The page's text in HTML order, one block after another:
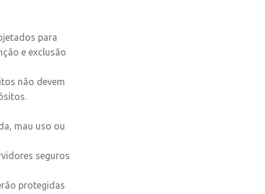
para
e exclusão
não devem
mau uso ou
seguros
protegidas